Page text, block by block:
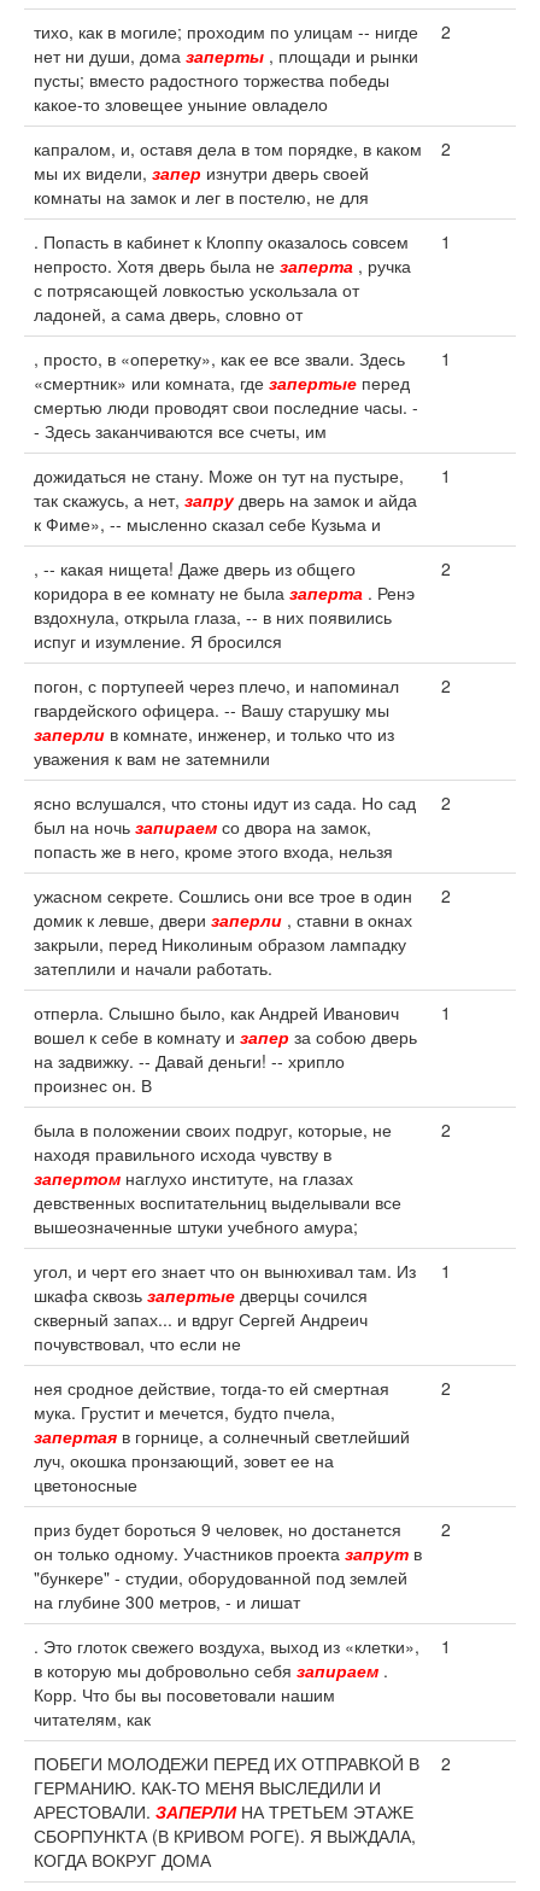
тихо, как в могиле; проходим по улицам -- нигде
нет ни души, дома заперты , площади и рынки
пусты; вместо радостного торжества победы
какое-то зловещее уныние овладело
2
капралом, и, оставя дела в том порядке, в каком
мы их видели, запер изнутри дверь своей
комнаты на замок и лег в постелю, не для
2
. Попасть в кабинет к Клоппу оказалось совсем
непросто. Хотя дверь была не заперта , ручка
с потрясающей ловкостью ускользала от
ладоней, а сама дверь, словно от
1
, просто, в «оперетку», как ее все звали. Здесь
«смертник» или комната, где запертые перед
смертью люди проводят свои последние часы. -
- Здесь заканчиваются все счеты, им
1
дожидаться не стану. Може он тут на пустыре,
так скажусь, а нет, запрудверь на замок и айда
к Фиме», -- мысленно сказал себе Кузьма и
1
, -- какая нищета! Даже дверь из общего
коридора в ее комнату не была заперта . Ренэ
вздохнула, открыла глаза, -- в них появились
испуг и изумление. Я бросился
2
погон, с портупеей через плечо, и напоминал
гвардейского офицера. -- Вашу старушку мы
заперли в комнате, инженер, и только что из
уважения к вам не затемнили
2
ясно вслушался, что стоны идут из сада. Но сад
был на ночь запираем со двора на замок,
попасть же в него, кроме этого входа, нельзя
2
ужасном секрете. Сошлись они все трое в один
домик к левше, двери заперли , ставни в окнах
закрыли, перед Николиным образом лампадку
затеплили и начали работать.
2
отперла. Слышно было, как Андрей Иванович
вошел к себе в комнату и запер за собою дверь
на задвижку. -- Давай деньги! -- хрипло
произнес он. В
1
была в положении своих подруг, которые, не
находя правильного исхода чувству в
запертом наглухо институте, на глазах
девственных воспитательниц выделывали все
вышеозначенные штуки учебного амура;
2
угол, и черт его знает что он вынюхивал там. Из
шкафа сквозь запертые дверцы сочился
скверный запах... и вдруг Сергей Андреич
почувствовал, что если не
1
нея сродное действие, тогда-то ей смертная
мука. Грустит и мечется, будто пчела,
запертая в горнице, а солнечный светлейший
луч, окошка пронзающий, зовет ее на
цветоносные
2
приз будет бороться 9 человек, но достанется
он только одному. Участников проекта запрут в
"бункере" - студии, оборудованной под землей
на глубине 300 метров, - и лишат
2
. Это глоток свежего воздуха, выход из «клетки»,
в которую мы добровольно себя запираем .
Корр. Что бы вы посоветовали нашим
читателям, как
1
ПОБЕГИ МОЛОДЕЖИ ПЕРЕД ИХ ОТПРАВКОЙ В
ГЕРМАНИЮ. КАК-ТО МЕНЯ ВЫСЛЕДИЛИ И
АРЕСТОВАЛИ. ЗАПЕРЛИНА ТРЕТЬЕМ ЭТАЖЕ
СБОРПУНКТА (В КРИВОМ РОГЕ). Я ВЫЖДАЛА,
КОГДА ВОКРУГ ДОМА
2